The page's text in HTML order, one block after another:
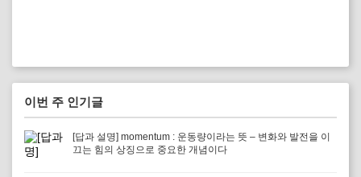
이번 주 인기글
[답과 설명] momentum : 운동량이라는 뜻 – 변화와 발전을 이
끄는 힘의 상징으로 중요한 개념이다